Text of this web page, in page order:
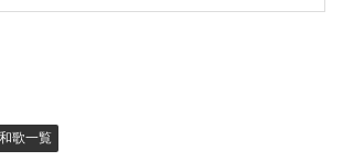
歌一覧